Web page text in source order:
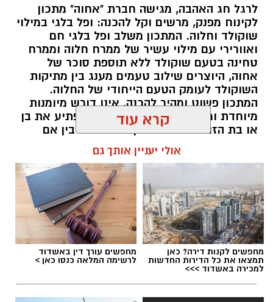
לרגל חג האהבה, מגישה חברת "אחוה" מתכון
לקינוח מפנק, מרשים וקל להכנה: ופל בלגי במילוי
שוקולד וחלוה. המתכון משלב ופל בלגי חם
ואוורירי עם מילוי עשיר של ממרח חלוה וממרח
טחינה בטעם שוקולד ללא תוספת סוכר של
אחוה, היוצרים שילוב טעמים מענג בין מתיקות
השוקולד לעומק הטעם הייחודי של החלוה.
המתכון פשוט ומהיר להכנה, אינו דורש מיומנות
מיוחדת ומתאים לכל מי שמעוניין להפתיע את בן
או בת הזוג במחווה מתוקה ומיוחדת. בין אם
מדובר בארוחת בוקר מפנקת, קינוח לארוחה
רומנטית או פינוק זוגי בסוף היום, הוופל הבלגי
בטעם שוקולד וחלוה יהפוך כל רגע לחגיגה של
אהבה. ט"ו באב שמח!
אלדה נתנאל / 09:09 26.07.26
קרא עוד
אולי יעניין אותך גם
מחפשים לקנות דירה? כאן
תמצאו את כל הדירות החדשות
למכירה באשדוד >>>
מחפשים עורך דין באשדוד
לרשימה המלאה כנסו כאן >